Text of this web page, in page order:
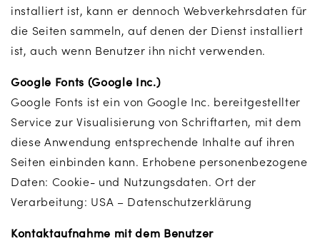
installiert ist, kann er dennoch Webverkehrsdaten für
die Seiten sammeln, auf denen der Dienst installiert
ist, auch wenn Benutzer ihn nicht verwenden.
Google Fonts (Google Inc.)
Google Fonts ist ein von Google Inc. bereitgestellter
Service zur Visualisierung von Schriftarten, mit dem
diese Anwendung entsprechende Inhalte auf ihren
Seiten einbinden kann. Erhobene personenbezogene
Daten: Cookie- und Nutzungsdaten. Ort der
Verarbeitung: USA – Datenschutzerklärung
Kontaktaufnahme mit dem Benutzer